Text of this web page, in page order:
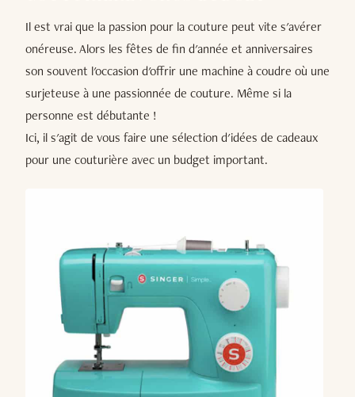
Il est vrai que la passion pour la couture peut vite s'avérer
onéreuse. Alors les fêtes de fin d'année et anniversaires
son souvent l'occasion d'offrir une machine à coudre où une
surjeteuse à une passionnée de couture. Même si la
personne est débutante !
Ici, il s'agit de vous faire une sélection d'idées de cadeaux
pour une couturière avec un budget important.